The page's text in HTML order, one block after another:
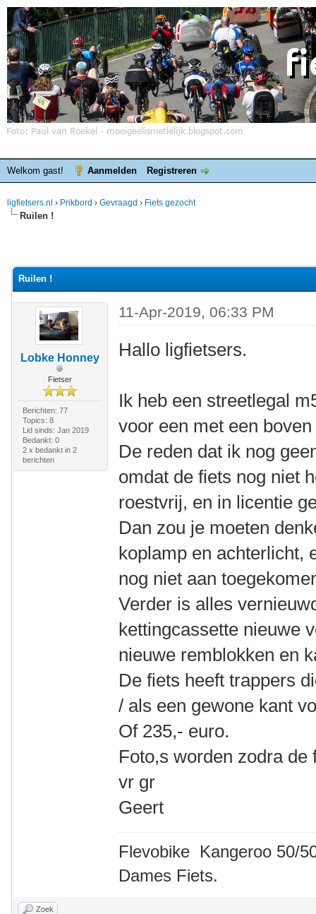
Welkom gast! Aanmelden Registreren
ligfietsers.nl › Prikbord › Gevraagd › Fiets gezocht
Ruilen !
Ruilen !
Lobke Honney
Fietser
Berichten: 77
Topics: 8
Lid sinds: Jan 2019
Bedankt: 0
2 x bedankt in 2
berichten
11-Apr-2019, 06:33 PM
Hallo ligfietsers.
Ik heb een streetlegal
voor een met een
De reden dat ik nog
omdat de fiets nog niet
roestvrij, en in licentie
Dan zou je moeten
koplamp en achterlicht,
nog niet aan
Verder is alles
kettingcassette nieuwe
nieuwe remblokken en
De fiets heeft trappers
/ als een gewone kant
Of 235,- euro.
Foto,s worden zodra de
vr gr
Geert
Flevobike Kangeroo 50/
Dames Fiets.
Zoek